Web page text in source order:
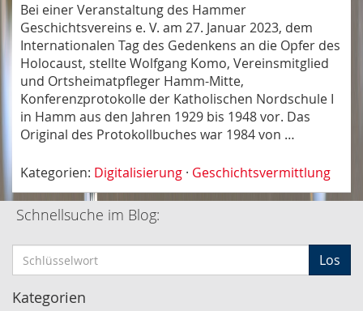
Bei einer Veranstaltung des Hammer
Geschichtsvereins e. V. am 27. Januar 2023, dem
Internationalen Tag des Gedenkens an die Opfer des
Holocaust, stellte Wolfgang Komo, Vereinsmitglied
und Ortsheimatpfleger Hamm-Mitte,
Konferenzprotokolle der Katholischen Nordschule I
in Hamm aus den Jahren 1929 bis 1948 vor. Das
Original des Protokollbuches war 1984 von …
Kategorien: Digitalisierung · Geschichtsvermittlung
Schnellsuche im Blog:
c
h
Los
Kategorien